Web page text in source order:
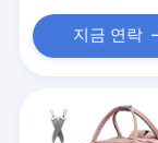
가지고 다닐
똑바른 손잡이
지금 연락